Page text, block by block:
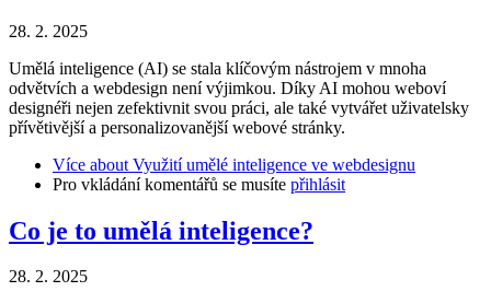
28. 2. 2025
Umělá inteligence (AI) se stala klíčovým nástrojem v mnoha
odvětvích a webdesign není výjimkou. Díky AI mohou weboví
designéři nejen zefektivnit svou práci, ale také vytvářet uživatelsky
přívětivější a personalizovanější webové stránky.
Více about Využití umělé inteligence ve webdesignu
Pro vkládání komentářů se musíte přihlásit
Co je to umělá inteligence?
28. 2. 2025